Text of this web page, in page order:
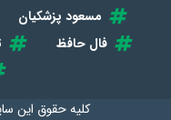
مسعود پزشکیان
فال حافظ
کلیه حقوق این